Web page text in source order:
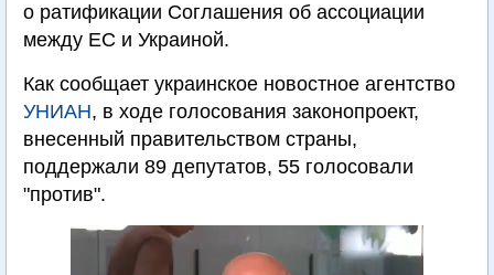
о ратификации Соглашения об ассоциации
между ЕС и Украиной.
Как сообщает украинское новостное агентство
УНИАН, в ходе голосования законопроект,
внесенный правительством страны,
поддержали 89 депутатов, 55 голосовали
"против".